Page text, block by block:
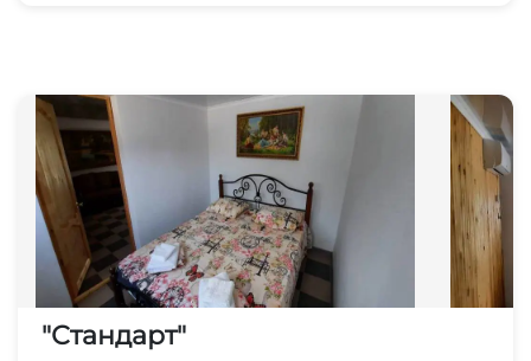
"Стандарт"